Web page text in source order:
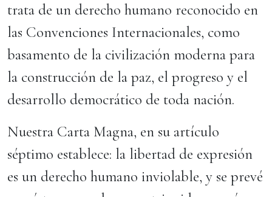
trata de un derecho humano reconocido en
las Convenciones Internacionales, como
basamento de la civilización moderna para
la construcción de la paz, el progreso y el
desarrollo democrático de toda nación.
Nuestra Carta Magna, en su artículo
séptimo establece: la libertad de expresión
es un derecho humano inviolable, y se prevé